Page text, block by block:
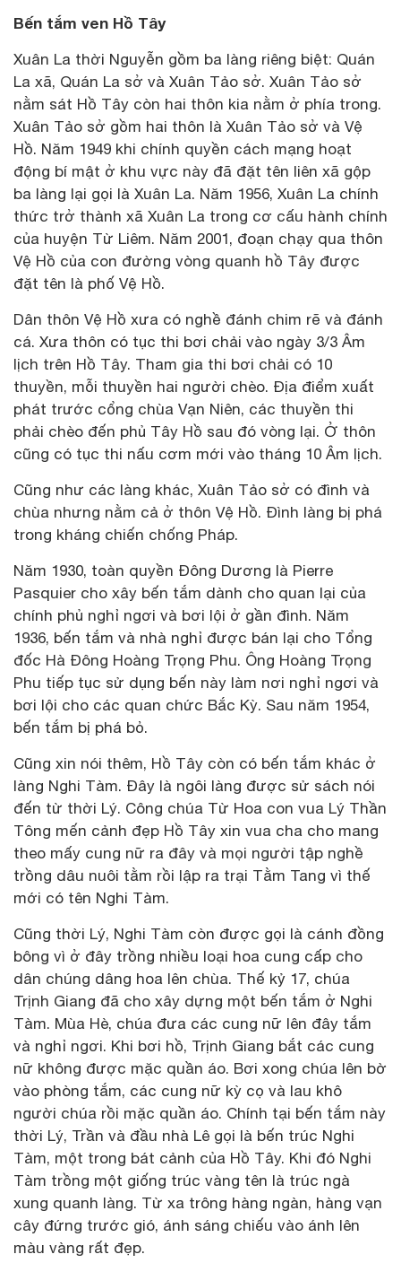
Bến tắm ven Hồ Tây
Xuân La thời Nguyễn gồm ba làng riêng biệt: Quán
La xã, Quán La sở và Xuân Tảo sở. Xuân Tảo sở
nằm sát Hồ Tây còn hai thôn kia nằm ở phía trong.
Xuân Tảo sở gồm hai thôn là Xuân Tảo sở và Vệ
Hồ. Năm 1949 khi chính quyền cách mạng hoạt
động bí mật ở khu vực này đã đặt tên liên xã gộp
ba làng lại gọi là Xuân La. Năm 1956, Xuân La chính
thức trở thành xã Xuân La trong cơ cấu hành chính
của huyện Từ Liêm. Năm 2001, đoạn chạy qua thôn
Vệ Hồ của con đường vòng quanh hồ Tây được
đặt tên là phố Vệ Hồ.
Dân thôn Vệ Hồ xưa có nghề đánh chim rẽ và đánh
cá. Xưa thôn có tục thi bơi chải vào ngày 3/3 Âm
lịch trên Hồ Tây. Tham gia thi bơi chải có 10
thuyền, mỗi thuyền hai người chèo. Địa điểm xuất
phát trước cổng chùa Vạn Niên, các thuyền thi
phải chèo đến phủ Tây Hồ sau đó vòng lại. Ở thôn
cũng có tục thi nấu cơm mới vào tháng 10 Âm lịch.
Cũng như các làng khác, Xuân Tảo sở có đình và
chùa nhưng nằm cả ở thôn Vệ Hồ. Đình làng bị phá
trong kháng chiến chống Pháp.
Năm 1930, toàn quyền Đông Dương là Pierre
Pasquier cho xây bến tắm dành cho quan lại của
chính phủ nghỉ ngơi và bơi lội ở gần đình. Năm
1936, bến tắm và nhà nghỉ được bán lại cho Tổng
đốc Hà Đông Hoàng Trọng Phu. Ông Hoàng Trọng
Phu tiếp tục sử dụng bến này làm nơi nghỉ ngơi và
bơi lội cho các quan chức Bắc Kỳ. Sau năm 1954,
bến tắm bị phá bỏ.
Cũng xin nói thêm, Hồ Tây còn có bến tắm khác ở
làng Nghi Tàm. Đây là ngôi làng được sử sách nói
đến từ thời Lý. Công chúa Từ Hoa con vua Lý Thần
Tông mến cảnh đẹp Hồ Tây xin vua cha cho mang
theo mấy cung nữ ra đây và mọi người tập nghề
trồng dâu nuôi tằm rồi lập ra trại Tằm Tang vì thế
mới có tên Nghi Tàm.
Cũng thời Lý, Nghi Tàm còn được gọi là cánh đồng
bông vì ở đây trồng nhiều loại hoa cung cấp cho
dân chúng dâng hoa lên chùa. Thế kỷ 17, chúa
Trịnh Giang đã cho xây dựng một bến tắm ở Nghi
Tàm. Mùa Hè, chúa đưa các cung nữ lên đây tắm
và nghỉ ngơi. Khi bơi hồ, Trịnh Giang bắt các cung
nữ không được mặc quần áo. Bơi xong chúa lên bờ
vào phòng tắm, các cung nữ kỳ cọ và lau khô
người chúa rồi mặc quần áo. Chính tại bến tắm này
thời Lý, Trần và đầu nhà Lê gọi là bến trúc Nghi
Tàm, một trong bát cảnh của Hồ Tây. Khi đó Nghi
Tàm trồng một giống trúc vàng tên là trúc ngà
xung quanh làng. Từ xa trông hàng ngàn, hàng vạn
cây đứng trước gió, ánh sáng chiếu vào ánh lên
màu vàng rất đẹp.